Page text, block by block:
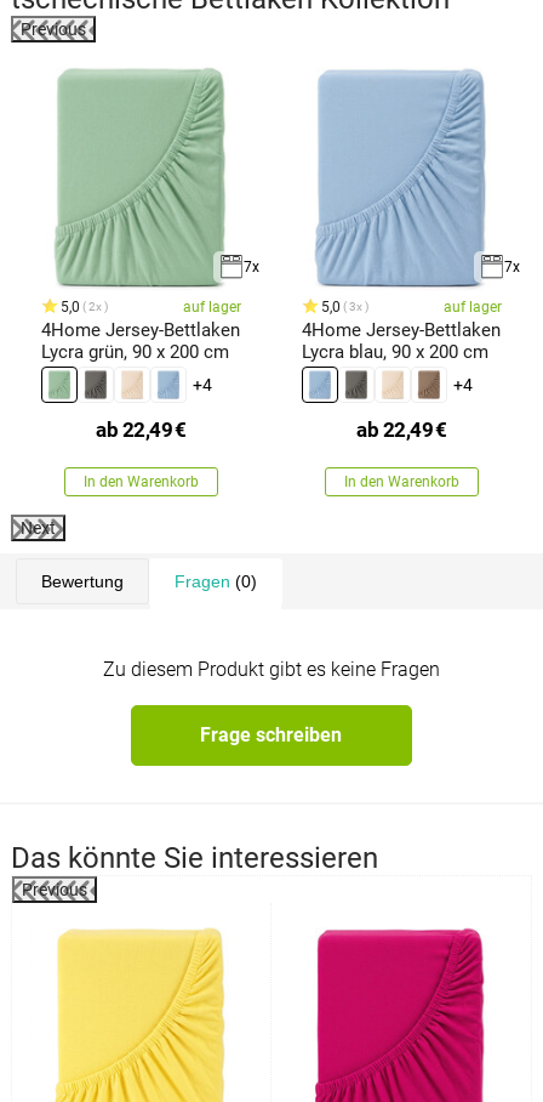
Previous
7x
5,0 2x auf lager
4Home Jersey-Bettlaken
Lycra grün, 90 x 200 cm
+4
ab 22,49€
In den Warenkorb
7x
5,0 3x auf lager
4Home Jersey-Bettlaken
Lycra blau, 90 x 200 cm
+4
ab 22,49€
In den Warenkorb
Next
Bewertung Fragen (0)
Zu diesem Produkt gibt es keine Fragen
Frage schreiben
Das könnte Sie interessieren
Previous